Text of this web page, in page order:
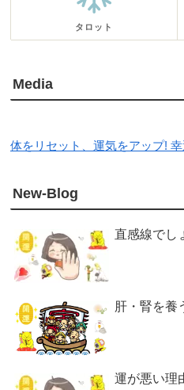
タロット
Media
体をリセット、運気をアップ!
New-Blog
直感線でし
肝・腎を養
運が悪い理